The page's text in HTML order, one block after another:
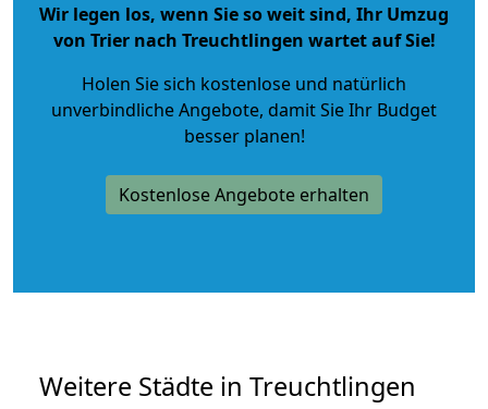
Wir legen los, wenn Sie so weit sind, Ihr Umzug
von Trier nach Treuchtlingen wartet auf Sie!
Holen Sie sich kostenlose und natürlich
unverbindliche Angebote, damit Sie Ihr Budget
besser planen!
Kostenlose Angebote erhalten
Weitere Städte in Treuchtlingen